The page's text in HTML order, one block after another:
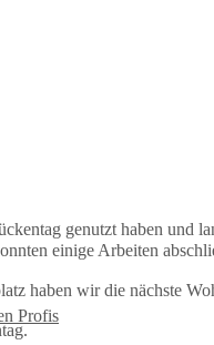
Profis
genutzt haben und
einige Arbeiten
haben wir die nächste